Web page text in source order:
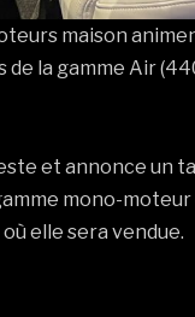
maison
de la gamme Air
et annonce un
mono-
elle sera vendue.